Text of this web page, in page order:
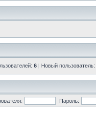
6 | Новый пользователь:
Пароль: